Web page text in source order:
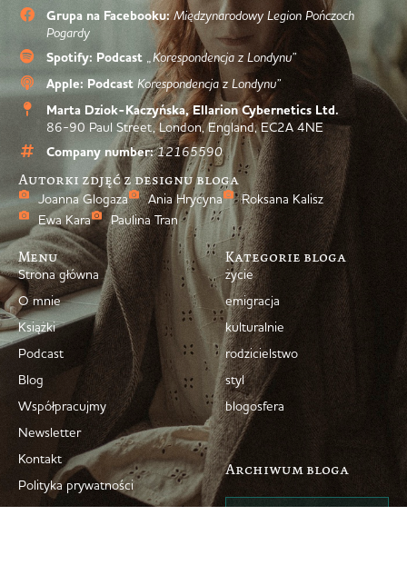
Grupa na Facebooku: Międzynarodowy Legion Pończoch
Pogardy
Spotify: Podcast „Korespondencja z Londynu”
Apple: Podcast Korespondencja z Londynu”
Marta Dziok-Kaczyńska, Ellarion Cybernetics Ltd.
86-90 Paul Street, London, England, EC2A 4NE
Company number: 12165590
Autorki zdjęć z designu bloga
Joanna Glogaza Ania Hrycyna
Roksana Kalisz
Ewa Kara
Paulina Tran
Menu
Strona główna
O mnie
Książki
Podcast
Blog
Współpracujmy
Newsletter
Kontakt
Polityka prywatności
Kategorie bloga
życie
emigracja
kulturalnie
rodzicielstwo
styl
blogosfera
Archiwum bloga